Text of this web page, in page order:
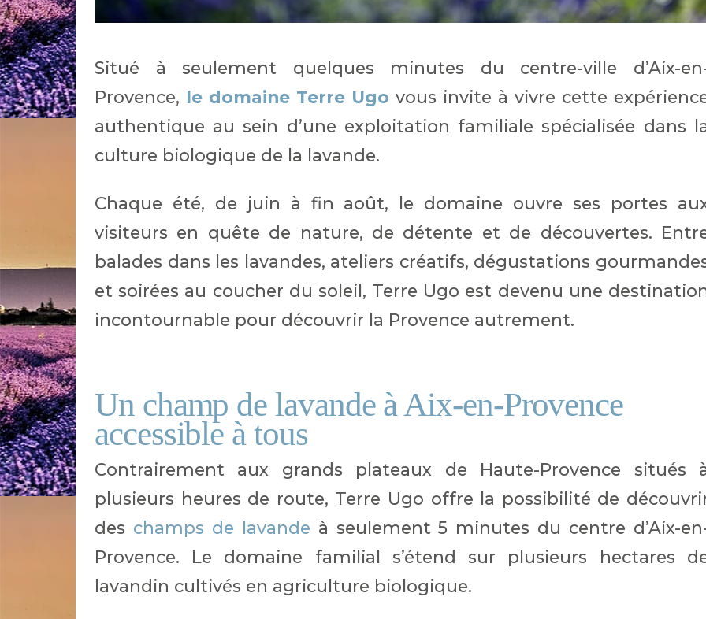
Situé à seulement quelques minutes du centre-ville d’Aix-
Provence, le domaine Terre Ugo vous invite à vivre cette
authentique au sein d’une exploitation familiale spécialisée dans
culture biologique de la lavande.
Chaque été, de juin à fin août, le domaine ouvre ses portes
visiteurs en quête de nature, de détente et de découvertes.
balades dans les lavandes, ateliers créatifs, dégustations
et soirées au coucher du soleil, Terre Ugo est devenu une
incontournable pour découvrir la Provence autrement.
Un champ de lavande à Aix-en-Provence
accessible à tous
Contrairement aux grands plateaux de Haute-Provence situés
plusieurs heures de route, Terre Ugo offre la possibilité de
des champs de lavande à seulement 5 minutes du centre d’Aix-
Provence. Le domaine familial s’étend sur plusieurs hectares
lavandin cultivés en agriculture biologique.